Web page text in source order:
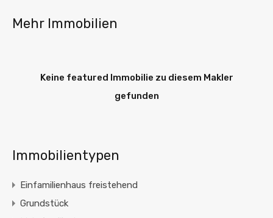
Mehr Immobilien
Keine featured Immobilie zu diesem Makler
gefunden
Immobilientypen
Einfamilienhaus freistehend
Grundstück